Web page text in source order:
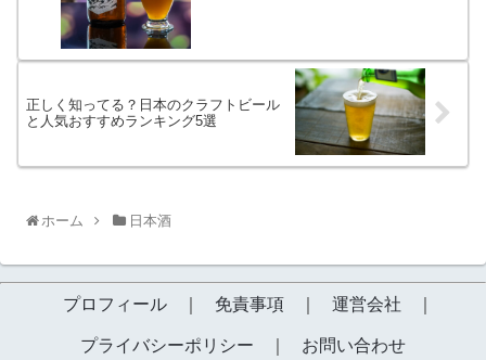
正しく知ってる？日本のクラフトビール
と人気おすすめランキング5選
ホーム 日本酒
プロフィール 免責事項 運営会社
プライバシーポリシー お問い合わせ